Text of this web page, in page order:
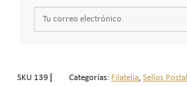
SKU 139 Categorías: Filatelia,Sellos